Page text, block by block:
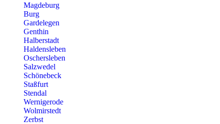
Magdeburg
Burg
Gardelegen
Genthin
Halberstadt
Haldensleben
Oschersleben
Salzwedel
Schönebeck
Staßfurt
Stendal
Wernigerode
Wolmirstedt
Zerbst